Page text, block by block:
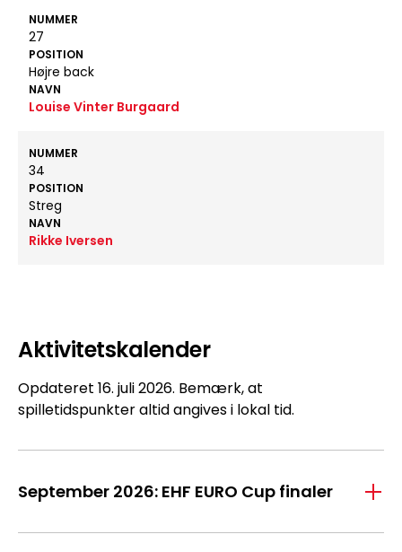
NUMMER
27
POSITION
Højre back
NAVN
Louise Vinter Burgaard
NUMMER
34
POSITION
Streg
NAVN
Rikke Iversen
Aktivitetskalender
Opdateret 16. juli 2026. Bemærk, at
spilletidspunkter altid angives i lokal tid.
September 2026: EHF EURO Cup finaler